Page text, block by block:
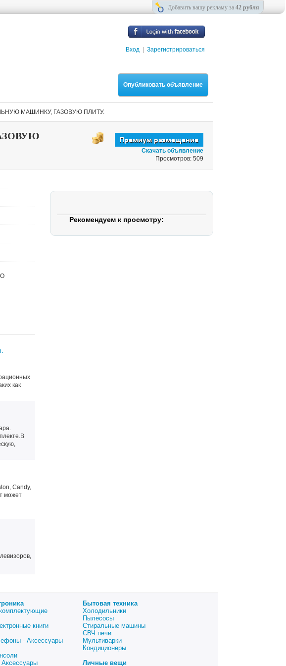
Вход Зарегистрироваться
Опубликовать объявление
МАШИНКУ, ГАЗОВУЮ ПЛИТУ.
Скачать объявление
Просмотров: 509
как
Candy,
может
Добавить вашу рекламу за 42 рубля
Рекомендуем к просмотру:
книги
- Аксессуары
Аксессуары
Бытовая техника
Холодильники
Пылесосы
Стиральные машины
СВЧ печи
Мультиварки
Кондиционеры
Личные вещи